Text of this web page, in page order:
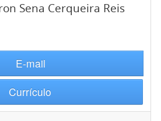
Sena Cerqueira Reis
E-mail
Currículo